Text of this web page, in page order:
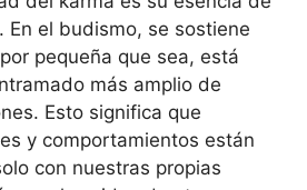
En el budismo, se sostiene
pequeña que sea, está
más amplio de
Esto significa que
y comportamientos están
con nuestras propias